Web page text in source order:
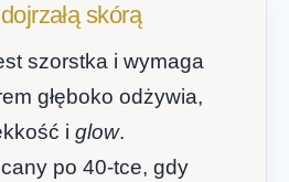
skórą
szorstka i wymaga
głęboko odżywia,
i glow.
po 40-tce, gdy